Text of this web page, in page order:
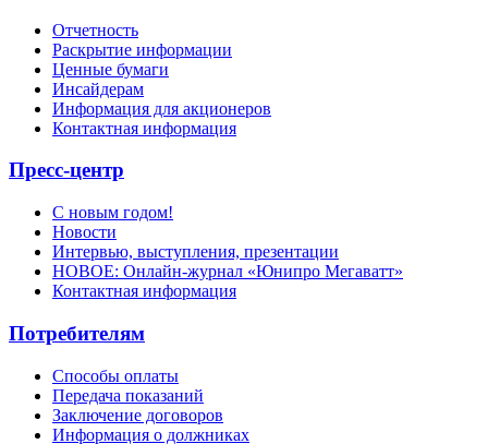
Отчетность
Раскрытие информации
Ценные бумаги
Инсайдерам
Информация для акционеров
Контактная информация
Пресс-центр
С новым годом!
Новости
Интервью, выступления, презентации
НОВОЕ: Онлайн-журнал «Юнипро Мегаватт»
Контактная информация
Потребителям
Способы оплаты
Передача показаний
Заключение договоров
Информация о должниках